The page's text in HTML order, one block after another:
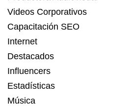
Videos Corporativos
Capacitación SEO
Internet
Destacados
Influencers
Estadísticas
Música